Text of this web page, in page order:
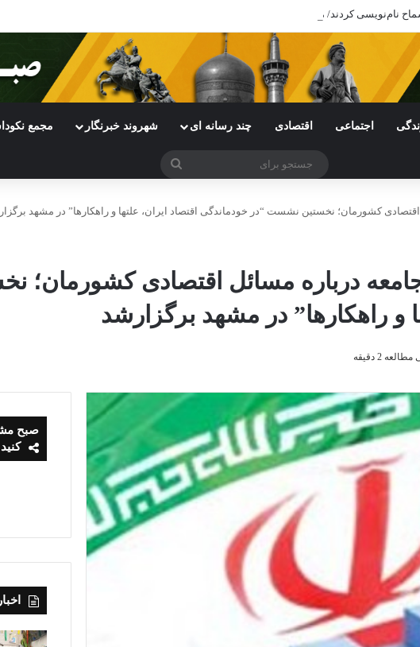
اجتماعی اقتصادی چند رسانه ای شهروند خبرنگار مجمع
جستجو
کشورمان؛ نخستین نشست “در خودماندگی اقتصاد ایران، علتها و راهکارها” در مشهد
درباره مسائل اقتصادی کشورمان؛
و راهکارها” در مشهد برگزارشد
2 دقیقه
صبح
کنید